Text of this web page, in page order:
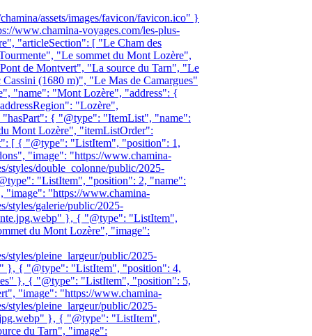
assets/images/favicon/favicon.ico" }
www.chamina-voyages.com/les-plus-
"articleSection": [ "Le Cham des
"Le sommet du Mont Lozère",
de Montvert", "La source du Tarn", "Le
(1680 m)", "Le Mas de Camargues"
"name": "Mont Lozère", "address": {
"Lozère",
{ "@type": "ItemList", "name":
Mont Lozère", "itemListOrder":
[ { "@type": "ListItem", "position": 1,
"image": "https://www.chamina-
styles/double_colonne/public/2025-
"ListItem", "position": 2, "name":
"image": "https://www.chamina-
styles/galerie/public/2025-
}, { "@type": "ListItem",
du Mont Lozère", "image":
styles/pleine_largeur/public/2025-
}, { "@type": "ListItem", "position": 4,
}, { "@type": "ListItem", "position": 5,
"image": "https://www.chamina-
styles/pleine_largeur/public/2025-
}, { "@type": "ListItem",
du Tarn", "image":